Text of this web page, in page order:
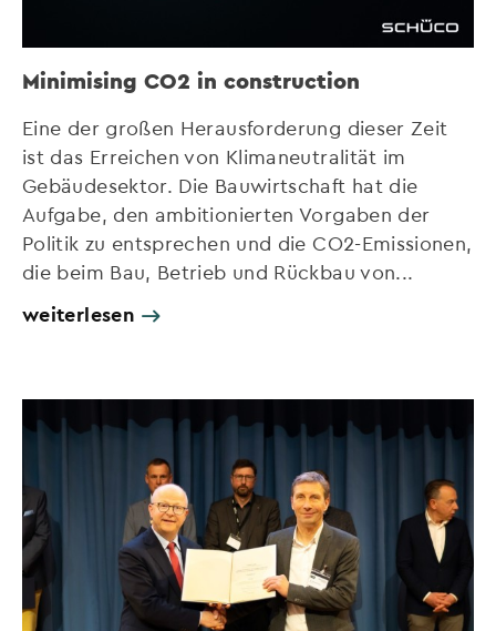
Minimising CO2 in construction
Eine der großen Herausforderung dieser Zeit
ist das Erreichen von Klimaneutralität im
Gebäudesektor. Die Bauwirtschaft hat die
Aufgabe, den ambitionierten Vorgaben der
Politik zu entsprechen und die CO2-Emissionen,
die beim Bau, Betrieb und Rückbau von...
weiterlesen